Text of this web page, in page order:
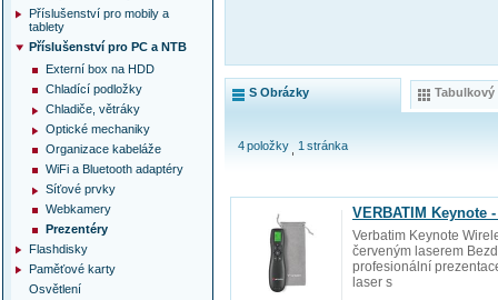
S Obrázky Tabulkový
4položky 1 stránka
VERBATIM Keynote
Verbatim Keynote
červeným laserem
profesionální
laser s
Příslušenství pro mobily a
tablety
Příslušenství pro PC a NTB
Externí box na HDD
Chladící podložky
Chladiče, větráky
Optické mechaniky
Organizace kabeláže
WiFi a Bluetooth adaptéry
Síťové prvky
Webkamery
Prezentéry
Flashdisky
Paměťové karty
Osvětlení